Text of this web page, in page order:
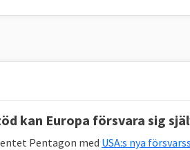
kan Europa försvara sig
Pentagon med USA:s nya